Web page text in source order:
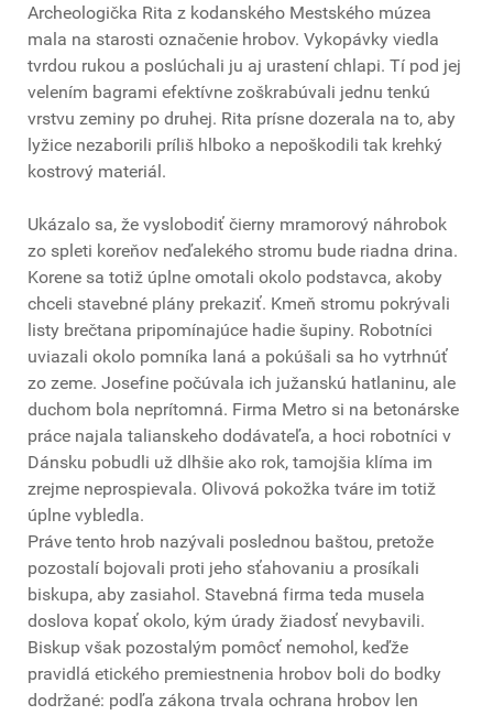
Archeologička Rita z kodanského Mestského múzea
mala na starosti označenie hrobov. Vykopávky viedla
tvrdou rukou a poslúchali ju aj urastení chlapi. Tí pod jej
velením bagrami efektívne zoškrabúvali jednu tenkú
vrstvu zeminy po druhej. Rita prísne dozerala na to, aby
lyžice nezaborili príliš hlboko a nepoškodili tak krehký
kostrový materiál.
Ukázalo sa, že vyslobodiť čierny mramorový náhrobok
zo spleti koreňov neďalekého stromu bude riadna drina.
Korene sa totiž úplne omotali okolo podstavca, akoby
chceli stavebné plány prekaziť. Kmeň stromu pokrývali
listy brečtana pripomínajúce hadie šupiny. Robotníci
uviazali okolo pomníka laná a pokúšali sa ho vytrhnúť
zo zeme. Josefine počúvala ich južanskú hatlaninu, ale
duchom bola neprítomná. Firma Metro si na betonárske
práce najala talianskeho dodávateľa, a hoci robotníci v
Dánsku pobudli už dlhšie ako rok, tamojšia klíma im
zrejme neprospievala. Olivová pokožka tváre im totiž
úplne vybledla.
Práve tento hrob nazývali poslednou baštou, pretože
pozostalí bojovali proti jeho sťahovaniu a prosíkali
biskupa, aby zasiahol. Stavebná firma teda musela
doslova kopať okolo, kým úrady žiadosť nevybavili.
Biskup však pozostalým pomôcť nemohol, keďže
pravidlá etického premiestnenia hrobov boli do bodky
dodržané: podľa zákona trvala ochrana hrobov len